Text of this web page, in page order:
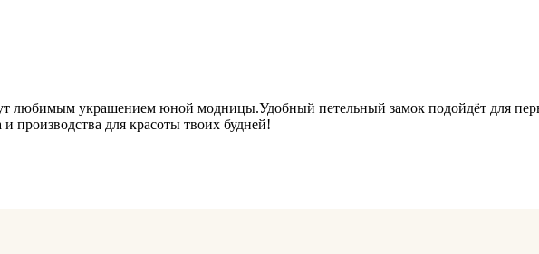
любимым украшением юной модницы.Удобный петельный замок подойдёт для
производства для красоты твоих будней!